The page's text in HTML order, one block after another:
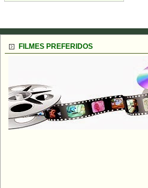
FILMES PREFERIDOS